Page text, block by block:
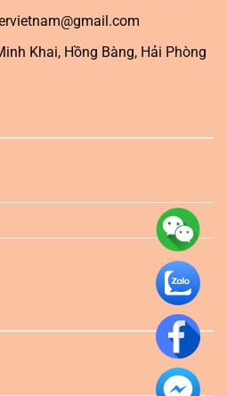
Khai, Hồng Bàng, Hải Phòng